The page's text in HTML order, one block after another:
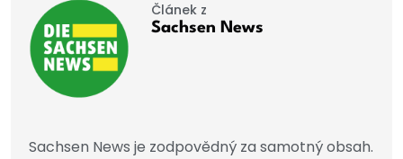
Článek z
Sachsen News
Sachsen News je zodpovědný za samotný obsah.